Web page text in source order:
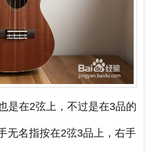
是在2弦上，不过是在3品的
无名指按在2弦3品上，右手